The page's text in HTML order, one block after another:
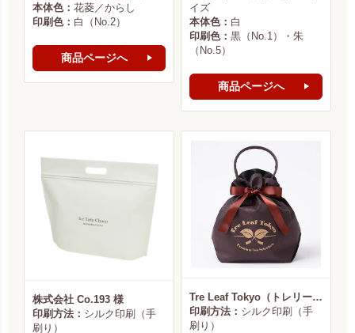
本体色： 花菱／からし
印刷色： 白（No.2）
商品ページへ
イズ
本体色： 白
印刷色： 黒（No.1）・朱
（No.5）
商品ページへ
株式会社 Co.193 様
印刷方法： シルク印刷（手
刷り）
Tre Leaf Tokyo（トレリーフ東京） 様
印刷方法： シルク印刷（手
刷り）